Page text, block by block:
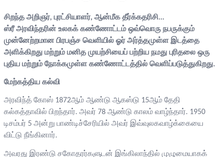
சிறந்த அறிஞர், புரட்சியாளர், ஆன்மீக தீர்க்கதரிசி...
ஸ்ரீ அரவிந்தரின் உலகக் கண்ணோட்டம் ஒவ்வொரு நபருக்கும்
முன்னேற்றமான பிரபஞ்ச வெளியில் ஓர் அர்த்தமுள்ள இடத்தை
அளிக்கிறது மற்றும் மனித முயற்சியைப் பற்றிய நமது புரிதலை ஒரு
புதிய மற்றும் நோக்கமுள்ள கண்ணோட்டத்தில் வெளிப்படுத்துகிறது.
மேற்கத்திய கல்வி
அரவிந்த் கோஸ் 1872ஆம் ஆண்டு ஆகஸ்டு 15ஆம் தேதி
கல்கத்தாவில் பிறந்தார். அவர் 78 ஆண்டு காலம் வாழ்ந்தார். 1950
டிசம்பர் 5 அன்று பாண்டிச்சேரியில் அவர் இவ்வுலகவாழ்க்கையை
விட்டு நீங்கினார்.
அவரது இரண்டு சகோதரர்களுடன் இங்கிலாந்தில் முழுமையாகக்